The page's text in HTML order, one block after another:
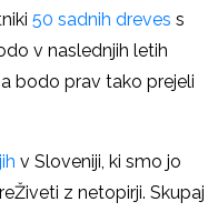
50 sadnih dreves s
v naslednjih letih
bodo prav tako prejeli
v Sloveniji, ki smo jo
z netopirji. Skupaj